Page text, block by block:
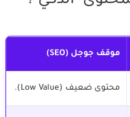
موقف جوجل (SEO)
محتوى ضعيف (Low Value).